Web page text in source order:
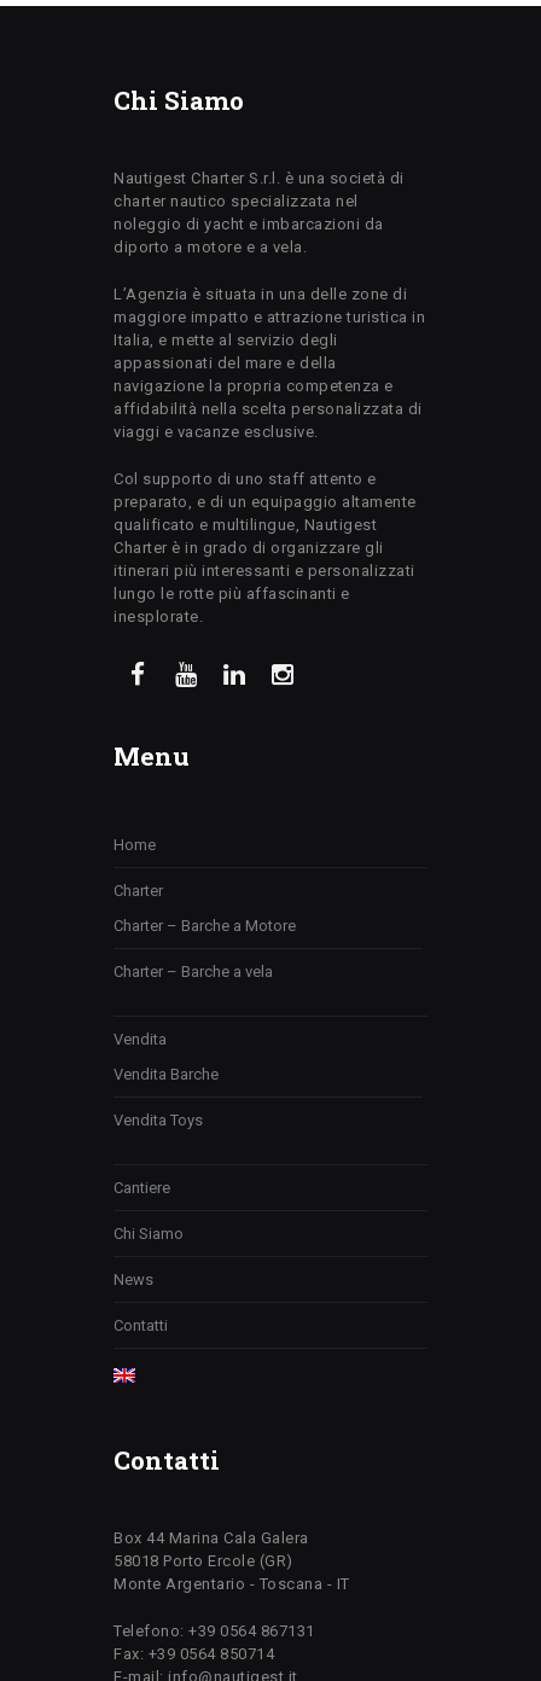
Chi Siamo
Nautigest Charter S.r.l. è una società di
charter nautico specializzata nel
noleggio di yacht e imbarcazioni da
diporto a motore e a vela.
L’Agenzia è situata in una delle zone di
maggiore impatto e attrazione turistica in
Italia, e mette al servizio degli
appassionati del mare e della
navigazione la propria competenza e
affidabilità nella scelta personalizzata di
viaggi e vacanze esclusive.
Col supporto di uno staff attento e
preparato, e di un equipaggio altamente
qualificato e multilingue, Nautigest
Charter è in grado di organizzare gli
itinerari più interessanti e personalizzati
lungo le rotte più affascinanti e
inesplorate.
Menu
Home
Charter
Charter – Barche a Motore
Charter – Barche a vela
Vendita
Vendita Barche
Vendita Toys
Cantiere
Chi Siamo
News
Contatti
Contatti
Box 44 Marina Cala Galera
58018 Porto Ercole (GR)
Monte Argentario - Toscana - IT
Telefono: +39 0564 867131
Fax: +39 0564 850714
E-mail: info@nautigest.it